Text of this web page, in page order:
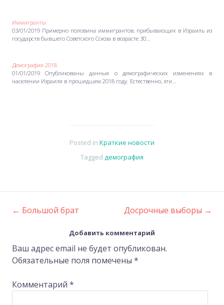
Иммигранты
03/01/2019 Примерно половина иммигрантов, прибывающих в Израиль из
государств бывшего Советского Союза в возрасте 30…
Демография 2018
01/01/2019 Опубликованы данные о демографических изменениях в
населении Израиля в прошедшем 2018 году. Естественно, эти…
Posted in Краткие новости
Tagged демография
Post
navigation
← Большой брат Досрочные выборы →
Добавить комментарий
Ваш адрес email не будет опубликован.
Обязательные поля помечены *
Комментарий *